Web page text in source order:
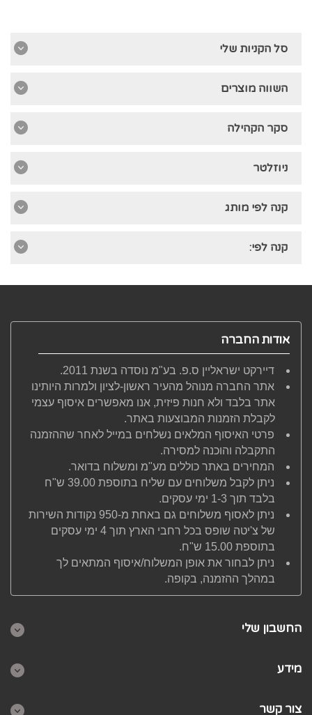
סל הקניות שלי
השווה מוצרים
סקר הקהילה
ניוזלטר
קנה לפי מותג
קנה לפי:
אודות החברה
דיירקט ישראליין ס.פ. בע"מ נוסדה בשנת 2011.
אתר החברה מנוהל מהעיר ראשון-לציון ולמרות היותינו
אתר בלבד ולא חנות פיזית, אנו מאפשרים איסוף עצמי
לקבלת הזמנות המבוצעות באתר.
פרטי האיסוף המלאים נשלחים במייל לאחר שההזמנה
התקבלה והוכנה למסירה.
המחירים באתר כוללים מע"מ ומשלוח בדואר.
ניתן לקבל משלוחים עם שליח בתוספת 39.00 ש"ח
בלבד תוך 1-3 ימי עסקים.
ניתן לאסוף משלוחים גם באחת מ-950 נקודות השירות
של צ'יטה שופס בכל רחבי הארץ תוך 4 ימי עסקים
בתוספת 15.00 ש"ח.
ניתן לבחור את אופן המשלוח/איסוף המתאים לך
במהלך ההזמנה, בקופה.
החשבון שלי
מידע
צור קשר